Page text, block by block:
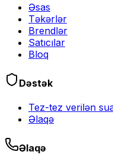
Əsas
Təkərlər
Brendlər
Satıcılar
Bloq
Dəstək
Tez-tez verilən
Əlaqə
Əlaqə